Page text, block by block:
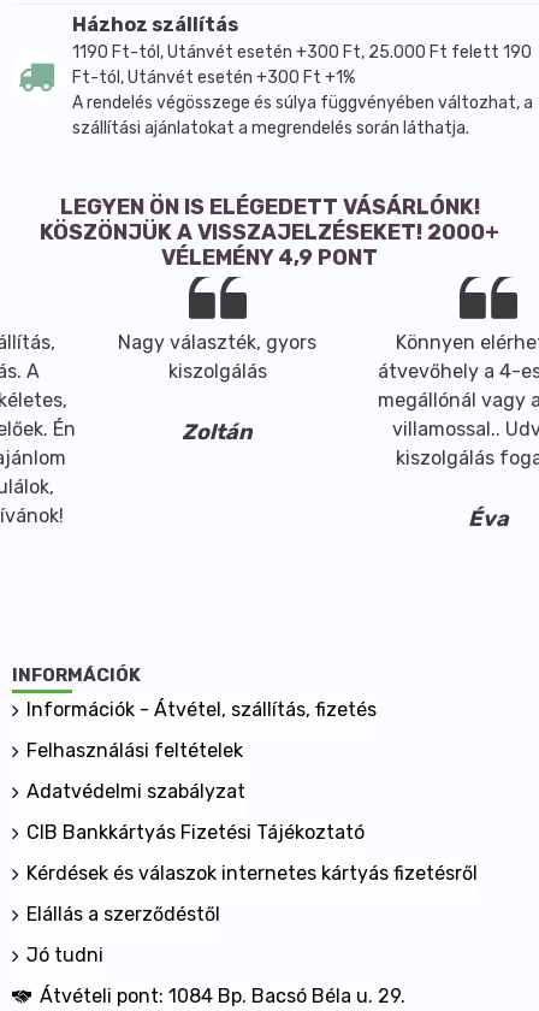
Házhoz szállítás
1190 Ft-tól, Utánvét esetén +300 Ft, 25.000 Ft felett 190
Ft-tól, Utánvét esetén +300 Ft +1%
A rendelés végösszege és súlya függvényében változhat, a
szállítási ajánlatokat a megrendelés során láthatja.
LEGYEN ÖN IS ELÉGEDETT VÁSÁRLÓNK!
KÖSZÖNJÜK A VISSZAJELZÉSEKET! 2000+
VÉLEMÉNY 4,9 PONT
választék, gyors
kiszolgálás
Zoltán
Könnyen elérhető az
átvevőhely a 4-es metró
megállónál vagy a körúti
villamossal.. Udvarias
kiszolgálás fogadott
INFORMÁCIÓK
Információk - Átvétel, szállítás, fizetés
Felhasználási feltételek
Adatvédelmi szabályzat
CIB Bankkártyás Fizetési Tájékoztató
Kérdések és válaszok internetes kártyás fizetésről
Elállás a szerződéstől
Jó tudni
Átvételi pont: 1084 Bp. Bacsó Béla u. 29.